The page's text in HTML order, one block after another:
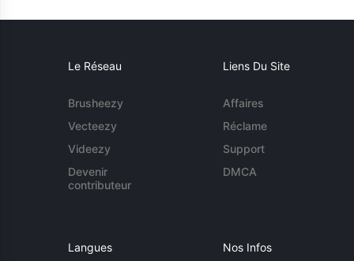
Le Réseau
Brusheezy
Vecteezy
Videezy
Devenir
contributeur
Liens Du Site
Affaires
Réclame
Support
DMCA
Langues Nos Infos